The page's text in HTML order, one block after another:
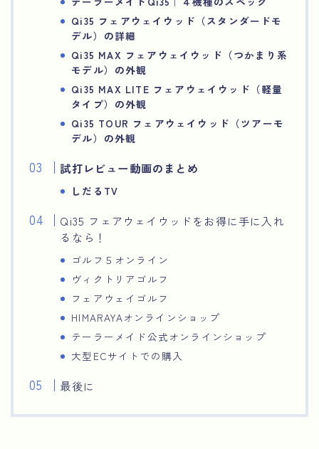
Qi35 フェアウェイウッド（スタンダードモ
デル）の詳細
Qi35 MAX フェアウェイウッド（つかまり系
モデル）の外観
Qi35 MAX LITE フェアウェイウッド（軽量
タイプ）の外観
Qi35 TOUR フェアウェイウッド（ツアーモ
デル）の外観
試打レビュー動画のまとめ
しだるTV
Qi35 フェアウェイウッドをお得に手に入れ
るなら！
ゴルフ５オンライン
ヴィクトリアゴルフ
フェアウェイゴルフ
HIMARAYAオンラインショップ
テーラーメイド公式オンラインショップ
大型ECサイトでの購入
最後に